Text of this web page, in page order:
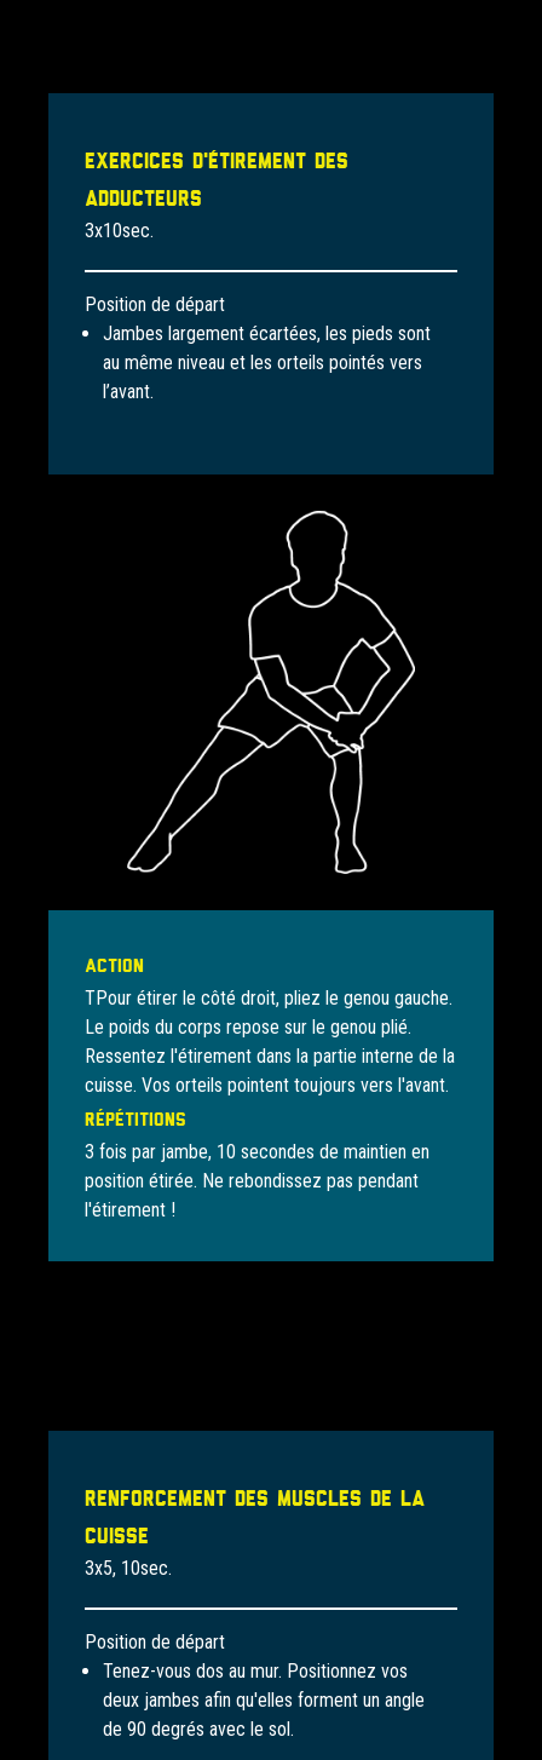
Exercices d'étirement des
adducteurs
3x10sec.
Position de départ
Jambes largement écartées, les pieds sont
au même niveau et les orteils pointés vers
l’avant.
Action
TPour étirer le côté droit, pliez le genou gauche.
Le poids du corps repose sur le genou plié.
Ressentez l'étirement dans la partie interne de la
cuisse. Vos orteils pointent toujours vers l'avant.
Répétitions
3 fois par jambe, 10 secondes de maintien en
position étirée. Ne rebondissez pas pendant
l'étirement !
Renforcement des muscles de la
cuisse
3x5, 10sec.
Position de départ
Tenez-vous dos au mur. Positionnez vos
deux jambes afin qu'elles forment un angle
de 90 degrés avec le sol.